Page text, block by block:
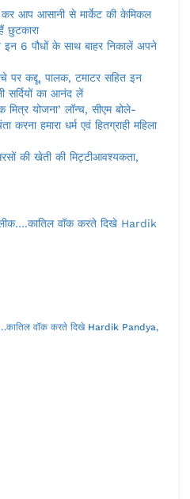
कर आप आसानी से मार्केट की केमिकल
छुटकारा
इन 6 पौधों के साथ बाहर निकालें अपने
पर कद्दू, पालक, टमाटर सहित इन
सर्दियों का आनंद लें
योजना’ लॉन्च, सीएम बोले-
हमारा धर्म एवं हितग्राही महिला
की खेती की मिट्टीआवश्यकता,
वॉक करते दिखे Hardik
वॉक करते दिखे Hardik Pandya,